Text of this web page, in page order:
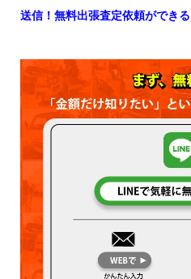
送信！無料出張査定依頼ができる